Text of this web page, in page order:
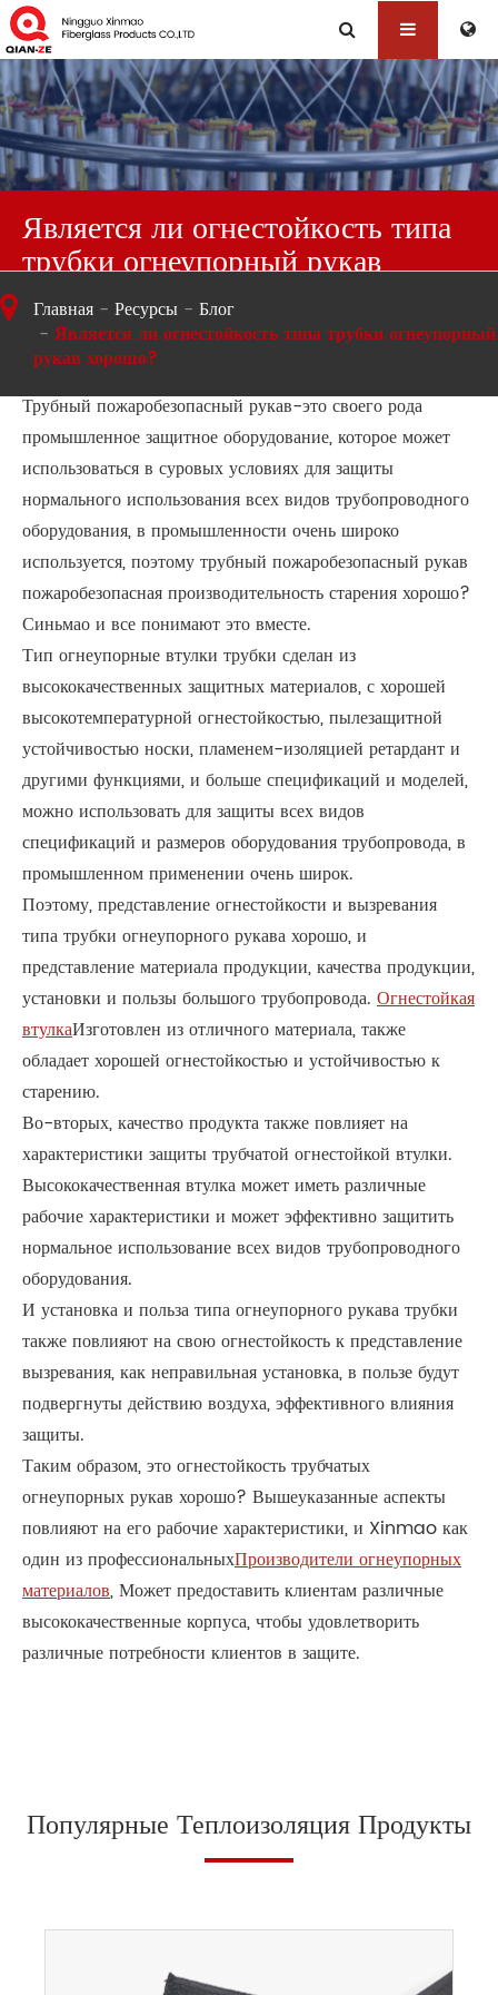
Является ли огнестойкость типа
трубки огнеупорный рукав
хорошо?
Главная Ресурсы
Блог
Является ли огнестойкость типа трубки огнеупорный
рукав хорошо?
Трубный пожаробезопасный рукав-это своего рода
промышленное защитное оборудование, которое может
использоваться в суровых условиях для защиты
нормального использования всех видов трубопроводного
оборудования, в промышленности очень широко
используется, поэтому трубный пожаробезопасный рукав
пожаробезопасная производительность старения хорошо?
Синьмао и все понимают это вместе.
Тип огнеупорные втулки трубки сделан из
высококачественных защитных материалов, с хорошей
высокотемпературной огнестойкостью, пылезащитной
устойчивостью носки, пламенем-изоляцией ретардант и
другими функциями, и больше спецификаций и моделей,
можно использовать для защиты всех видов
спецификаций и размеров оборудования трубопровода, в
промышленном применении очень широк.
Поэтому, представление огнестойкости и вызревания
типа трубки огнеупорного рукава хорошо, и
представление материала продукции, качества продукции,
установки и пользы большого трубопровода. Огнестойкая
втулкаИзготовлен из отличного материала, также
обладает хорошей огнестойкостью и устойчивостью к
старению.
Во-вторых, качество продукта также повлияет на
характеристики защиты трубчатой огнестойкой втулки.
Высококачественная втулка может иметь различные
рабочие характеристики и может эффективно защитить
нормальное использование всех видов трубопроводного
оборудования.
И установка и польза типа огнеупорного рукава трубки
также повлияют на свою огнестойкость к представление
вызревания, как неправильная установка, в пользе будут
подвергнуты действию воздуха, эффективного влияния
защиты.
Таким образом, это огнестойкость трубчатых
огнеупорных рукав хорошо? Вышеуказанные аспекты
повлияют на его рабочие характеристики, и Xinmao как
один из профессиональныхПроизводители огнеупорных
материалов, Может предоставить клиентам различные
высококачественные корпуса, чтобы удовлетворить
различные потребности клиентов в защите.
Популярные Теплоизоляция Продукты